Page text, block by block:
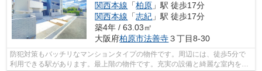
関西本線 「柏原 」駅 徒歩17分
関西本線 「志紀 」駅 徒歩17分
築4年 / 63.03㎡
大阪府柏原市法善寺３丁目8-30
防犯対策もバッチリなマンションタイプの物件です。周辺には、徒歩5分で
利用できる駅があります。最上階の物件です。充実の設備と綺麗な室内を兼